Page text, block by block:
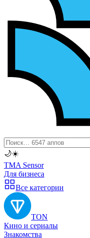
🌙☀️
TMA Sensor
Для бизнеса
Все категории
TON
Кино и сериалы
Знакомства